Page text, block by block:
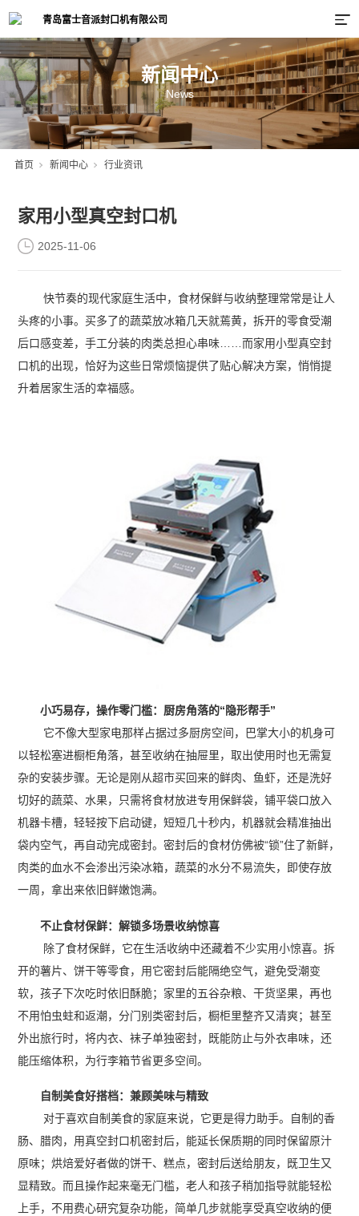
新闻中心
News
首页 新闻中心 行业资讯
家用小型真空封口机
2025-11-06
快节奏的现代家庭生活中，食材保鲜与收纳整理常常是让人
头疼的小事。买多了的蔬菜放冰箱几天就蔫黄，拆开的零食受潮
后口感变差，手工分装的肉类总担心串味……而家用小型真空封
口机的出现，恰好为这些日常烦恼提供了贴心解决方案，悄悄提
升着居家生活的幸福感。
小巧易存，操作零门槛：厨房角落的“隐形帮手”
它不像大型家电那样占据过多厨房空间，巴掌大小的机身可
以轻松塞进橱柜角落，甚至收纳在抽屉里，取出使用时也无需复
杂的安装步骤。无论是刚从超市买回来的鲜肉、鱼虾，还是洗好
切好的蔬菜、水果，只需将食材放进专用保鲜袋，铺平袋口放入
机器卡槽，轻轻按下启动键，短短几十秒内，机器就会精准抽出
袋内空气，再自动完成密封。密封后的食材仿佛被“锁”住了新鲜，
肉类的血水不会渗出污染冰箱，蔬菜的水分不易流失，即使存放
一周，拿出来依旧鲜嫩饱满。
不止食材保鲜：解锁多场景收纳惊喜
除了食材保鲜，它在生活收纳中还藏着不少实用小惊喜。拆
开的薯片、饼干等零食，用它密封后能隔绝空气，避免受潮变
软，孩子下次吃时依旧酥脆；家里的五谷杂粮、干货坚果，再也
不用怕虫蛀和返潮，分门别类密封后，橱柜里整齐又清爽；甚至
外出旅行时，将内衣、袜子单独密封，既能防止与外衣串味，还
能压缩体积，为行李箱节省更多空间。
自制美食好搭档：兼顾美味与精致
对于喜欢自制美食的家庭来说，它更是得力助手。自制的香
肠、腊肉，用真空封口机密封后，能延长保质期的同时保留原汁
原味；烘焙爱好者做的饼干、糕点，密封后送给朋友，既卫生又
显精致。而且操作起来毫无门槛，老人和孩子稍加指导就能轻松
上手，不用费心研究复杂功能，简单几步就能享受真空收纳的便